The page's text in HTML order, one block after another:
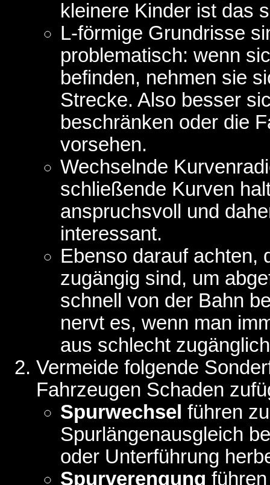
kleinere Kinder ist das
L-förmige Grundrisse
problematisch: wenn
befinden, nehmen sie
Strecke. Also besser
beschränken oder die
vorsehen.
Wechselnde
schließende Kurven
anspruchsvoll und
interessant.
Ebenso darauf achten,
zugängig sind, um
schnell von der Bahn
nervt es, wenn man
aus schlecht
Vermeide folgende
Fahrzeugen Schaden
Spurwechsel führen
Spurlängenausgleich
oder Unterführung
Spurverengung